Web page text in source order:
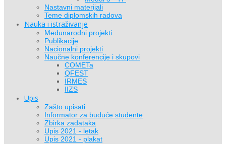
Nastavni materijali
Teme diplomskih radova
Nauka i istraživanje
Međunarodni projekti
Publikacije
Nacionalni projekti
Naučne konferencije i skupovi
COMETa
QFEST
IRMES
IIZS
Upis
Zašto upisati
Informator za buduće studente
Zbirka zadataka
Upis 2021 - letak
Upis 2021 - plakat